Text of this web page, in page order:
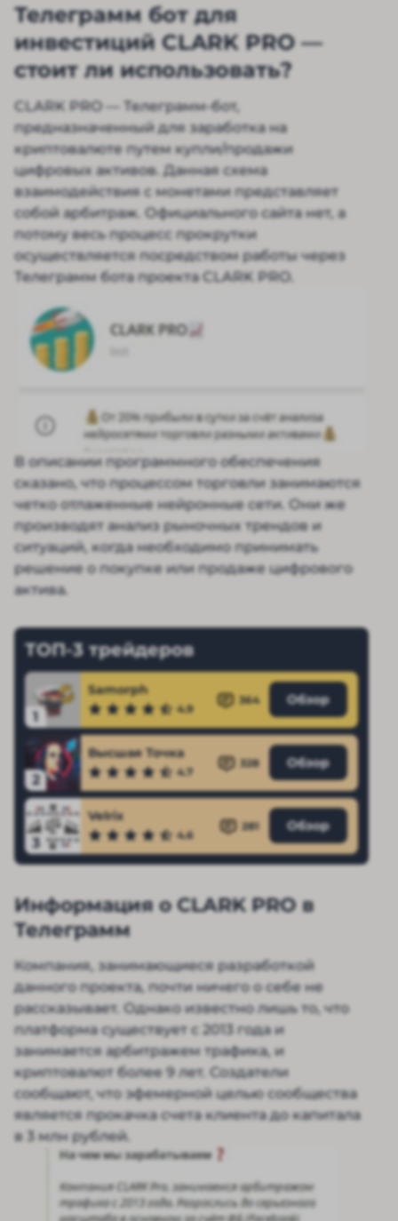
Телеграмм бот для
инвестиций CLARK PRO —
стоит ли использовать?
CLARK PRO — Телеграмм-бот,
предназначенный для заработка на
криптовалюте путем купли/продажи
цифровых активов. Данная схема
взаимодействия с монетами представляет
собой арбитраж. Официального сайта нет, а
потому весь процесс прокрутки
осуществляется посредством работы через
Телеграмм бота проекта CLARK PRO.
В описании программного обеспечения
сказано, что процессом торговли занимаются
четко отлаженные нейронные сети. Они же
производят анализ рыночных трендов и
ситуаций, когда необходимо принимать
решение о покупке или продаже цифрового
актива.
ТОП-3 трейдеров
1
Samorph
4.9
364 Обзор
2
Высшая Точка
4.7
328 Обзор
3
Velrix
4.6
281 Обзор
Информация о CLARK PRO в
Телеграмм
Компания, занимающиеся разработкой
данного проекта, почти ничего о себе не
рассказывает. Однако известно лишь то, что
платформа существует с 2013 года и
занимается арбитражем трафика, и
криптовалют более 9 лет. Создатели
сообщают, что эфемерной целью сообщества
является прокачка счета клиента до капитала
в 3 млн рублей.